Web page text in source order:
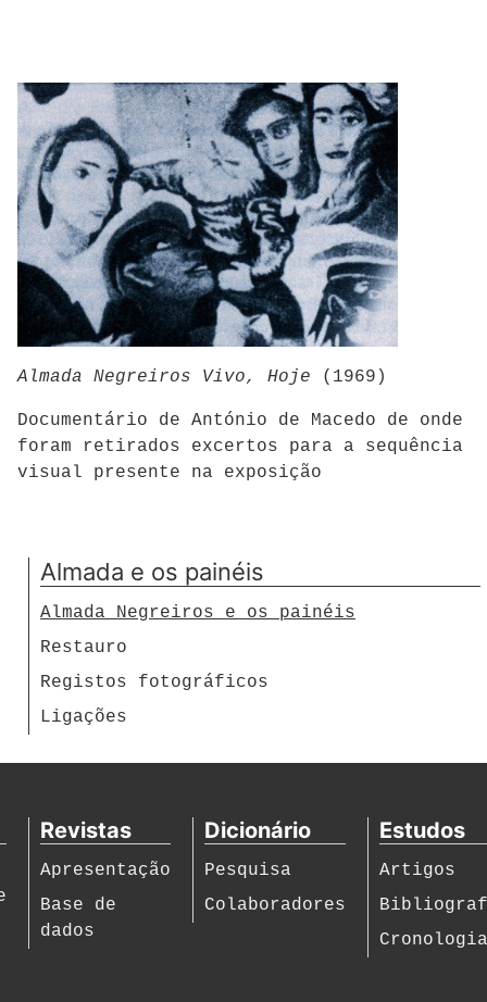
Almada Negreiros Vivo, Hoje (1969)
Documentário de António de Macedo de onde
foram retirados excertos para a sequência
visual presente na exposição
Almada e os painéis
Almada Negreiros e os painéis
Restauro
Registos fotográficos
Ligações
Revistas
Apresentação
Base de
dados
Dicionário
Pesquisa
Colaboradores
Estudos
Artigos